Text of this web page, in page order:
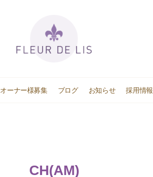
オーナー様募集 ブログ お知らせ 採用情報
CH(AM)